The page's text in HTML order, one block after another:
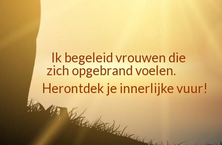
Ik begeleid vrouwen die
zich opgebrandvoelen.
Herontdek je innerlijke vuur!